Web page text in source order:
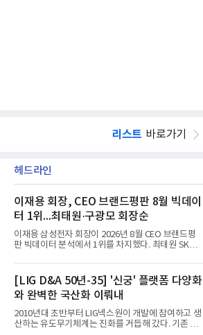
리스트 바로가기
헤드라인
이재용 회장, CEO 브랜드평판 8월 빅데이
터 1위...최태원·구광모 회장순
이재용 삼성전자 회장이 2026년 8월 CEO 브랜드평
판 빅데이터 분석에서 1위를 차지했다. 최태원 SK그
국기업평판연구소(소장 구창환)는 빅데이터뉴스와
함께 60명의 CEO 브랜드를 대상으로 2026년 7월 6
일부터 8월 6일까지 수집된 소비자 빅데이터
7,395,735건을 분석한 결과, 삼성 이재용 회장이 브
랜드평판지수 1,984,715를 기록하며 8월 1위에 올랐
다고 밝혔다. 분석에 활용된 빅데이터는 지난 7월
(14,233,797건) 대비 48.04% 감소한 수치다.8월
[LIG D&A 50년-35] '신궁' 플랫폼 다양화
와 완벽한 국산화 이뤄내
2010년대 초반부터 LIG넥스원이 개발에 참여하고 생
산하는 유도무기체계는 진화를 거듭해 갔다. 기존 무